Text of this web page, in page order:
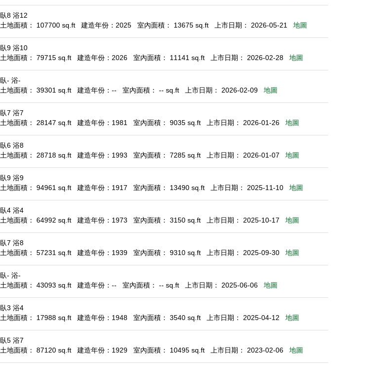
臥8 浴12
土地面積： 107700 sq.ft
建造年份：2025 室內面積： 13675 sq.ft 上市日期： 2026-05-21 地圖
臥9 浴10
土地面積： 79715 sq.ft
建造年份：2026 室內面積： 11141 sq.ft 上市日期： 2026-02-28 地圖
臥- 浴-
土地面積： 39301 sq.ft
建造年份：-- 室內面積： -- sq.ft 上市日期： 2026-02-09 地圖
臥7 浴7
土地面積： 28147 sq.ft
建造年份：1981 室內面積： 9035 sq.ft 上市日期： 2026-01-26 地圖
臥6 浴8
土地面積： 28718 sq.ft
建造年份：1993 室內面積： 7285 sq.ft 上市日期： 2026-01-07 地圖
臥9 浴9
土地面積： 94961 sq.ft
建造年份：1917 室內面積： 13490 sq.ft 上市日期： 2025-11-10 地圖
臥4 浴4
土地面積： 64992 sq.ft
建造年份：1973 室內面積： 3150 sq.ft 上市日期： 2025-10-17 地圖
臥7 浴8
土地面積： 57231 sq.ft
建造年份：1939 室內面積： 9310 sq.ft 上市日期： 2025-09-30 地圖
臥- 浴-
土地面積： 43093 sq.ft
建造年份：-- 室內面積： -- sq.ft 上市日期： 2025-06-06 地圖
臥3 浴4
土地面積： 17988 sq.ft
建造年份：1948 室內面積： 3540 sq.ft 上市日期： 2025-04-12 地圖
臥5 浴7
土地面積： 87120 sq.ft
建造年份：1929 室內面積： 10495 sq.ft 上市日期： 2023-02-06 地圖